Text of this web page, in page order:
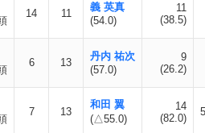
14 11
義 英真
(54.0)
11
(38.5)
6 13
丹内 祐次
(57.0)
9
(26.2)
7 13
和田 翼
(△55.0)
14
(82.0)